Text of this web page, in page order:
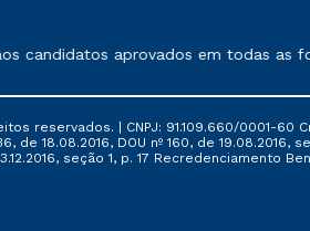
de prestação de serviços.
aprovados em todas as
reservados. | CNPJ: 91.109.660/0001-60
18.08.2016, DOU nº 160, de 19.08.2016,
seção 1, p. 17 Recredenciamento